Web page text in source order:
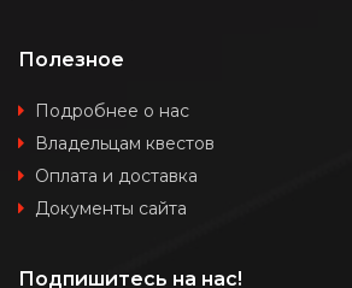
Полезное
Подробнее о нас
Владельцам квестов
Оплата и доставка
Документы сайта
Подпишитесь на нас!